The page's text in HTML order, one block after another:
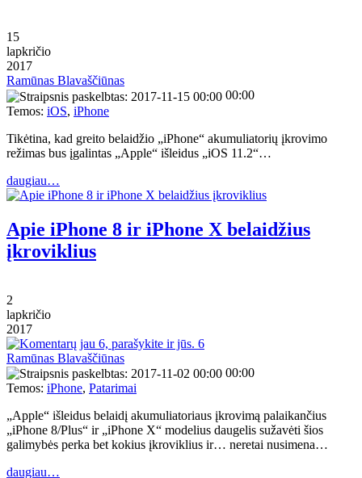
15
lapkričio
2017
Ramūnas Blavaščiūnas
00:00
Temos: iOS, iPhone
Tikėtina, kad greito belaidžio „iPhone“ akumuliatorių įkrovimo
režimas bus įgalintas „Apple“ išleidus „iOS 11.2“…
daugiau…
Apie iPhone 8 ir iPhone X belaidžius
įkroviklius
2
lapkričio
2017
6
Ramūnas Blavaščiūnas
00:00
Temos: iPhone, Patarimai
„Apple“ išleidus belaidį akumuliatoriaus įkrovimą palaikančius
„iPhone 8/Plus“ ir „iPhone X“ modelius daugelis sužavėti šios
galimybės perka bet kokius įkroviklius ir… neretai nusimena…
daugiau…